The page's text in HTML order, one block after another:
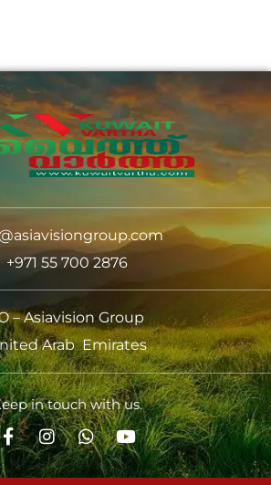
+971 55 700 2876
– Asiavision Group
Arab Emirates
in touch with us.